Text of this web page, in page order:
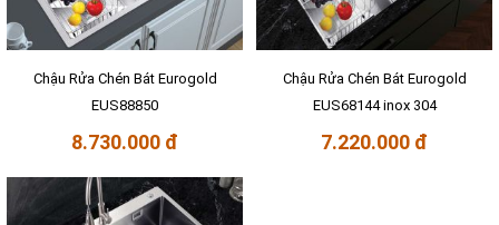
Chậu Rửa Chén Bát Eurogold
EUS88850
8.730.000 đ
Chậu Rửa Chén Bát Eurogold
EUS68144 inox 304
7.220.000 đ